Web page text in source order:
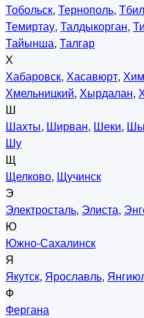
Тобольск, Тернополь,
Темиртау, Талдыкорган,
Тайынша, Талгар
Х
Хабаровск, Хасавюрт,
Хмельницкий, Хырдалан,
Ш
Шахты, Ширван, Шеки,
Шу
Щ
Щелково, Щучинск
Э
Электросталь, Элиста,
Ю
Южно-Сахалинск
Я
Якутск, Ярославль,
Ф
Фергана